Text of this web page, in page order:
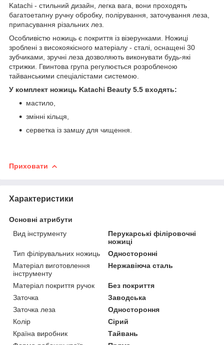
Katachi - стильний дизайн, легка вага, вони проходять
багатоетапну ручну обробку, полірування, заточування леза,
припасування різальних лез.
Особливістю ножиць є покриття із візерунками. Ножиці
зроблені з високоякісного матеріалу - сталі, оснащені 30
зубчиками, зручні леза дозволяють виконувати будь-які
стрижки. Гвинтова група регулюється розробленою
тайванськими спеціалістами системою.
У комплект ножиць Katachi Beauty 5.5 входять:
мастило,
змінні кільця,
серветка із замшу для чищення.
Приховати
Характеристики
Основні атрибути
Вид інструменту
Перукарські філіровочні
ножиці
Тип філірувальних ножиць
Односторонні
Матеріал виготовлення
інструменту
Нержавіюча сталь
Матеріал покриття ручок
Без покриття
Заточка
Заводська
Заточка леза
Одностороння
Колір
Сірий
Країна виробник
Тайвань